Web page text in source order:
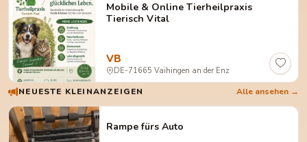
Mobile & Online Tierheilpraxis
Tierisch Vital
VB
DE-71665 Vaihingen an der Enz
NEUESTE KLEINANZEIGEN Alle ansehen →
Rampe fürs Auto